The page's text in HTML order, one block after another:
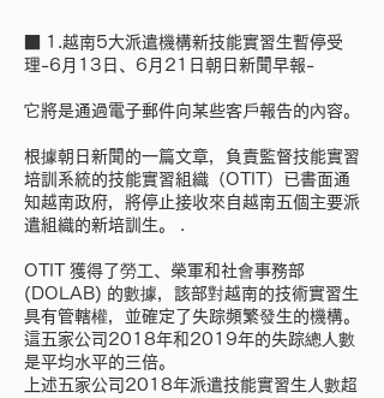
■ 1.越南5大派遣機構新技能實習生暫停受
理-6月13日、6月21日朝日新聞早報-
它將是通過電子郵件向某些客戶報告的內容。
根據朝日新聞的一篇文章，負責監督技能實習
培訓系統的技能實習組織（OTIT）已書面通
知越南政府，將停止接收來自越南五個主要派
遣組織的新培訓生。 .
OTIT 獲得了勞工、榮軍和社會事務部
(DOLAB) 的數據，該部對越南的技術實習生
具有管轄權，並確定了失踪頻繁發生的機構。
這五家公司2018年和2019年的失踪總人數
是平均水平的三倍。
上述五家公司2018年派遣技能實習生人數超